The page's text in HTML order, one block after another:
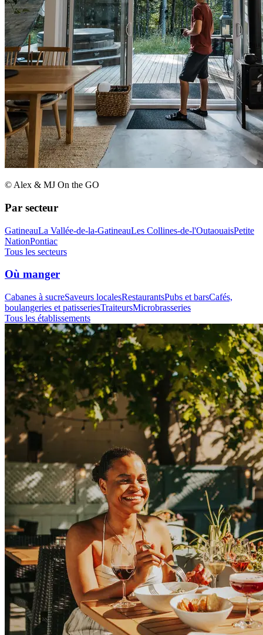
© Alex & MJ On the GO
Par secteur
GatineauLa Vallée-de-la-GatineauLes Collines-de-l'OutaouaisPetite
NationPontiac
Tous les secteurs
Où manger
Cabanes à sucreSaveurs localesRestaurantsPubs et barsCafés,
boulangeries et patisseriesTraiteursMicrobrasseries
Tous les établissements